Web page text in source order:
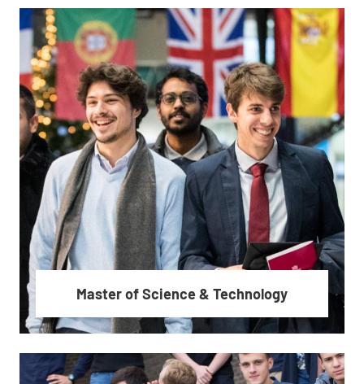
Cycle Ingénieur polytechnicien
En savoir plus
Master of Science & Technology